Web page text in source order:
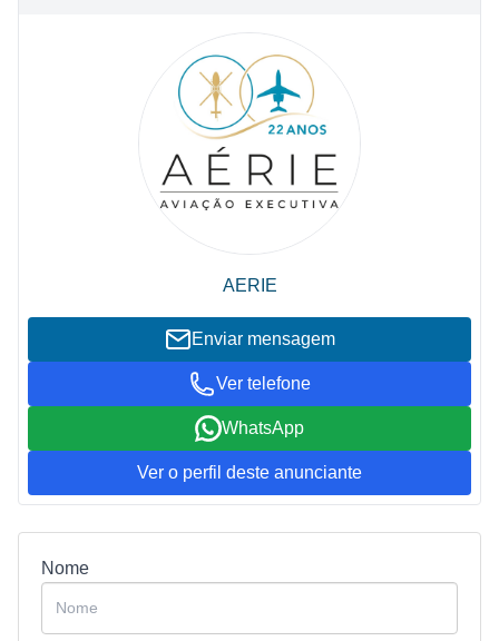
AERIE
Enviar mensagem
Ver telefone
WhatsApp
Ver o perfil deste anunciante
Nome